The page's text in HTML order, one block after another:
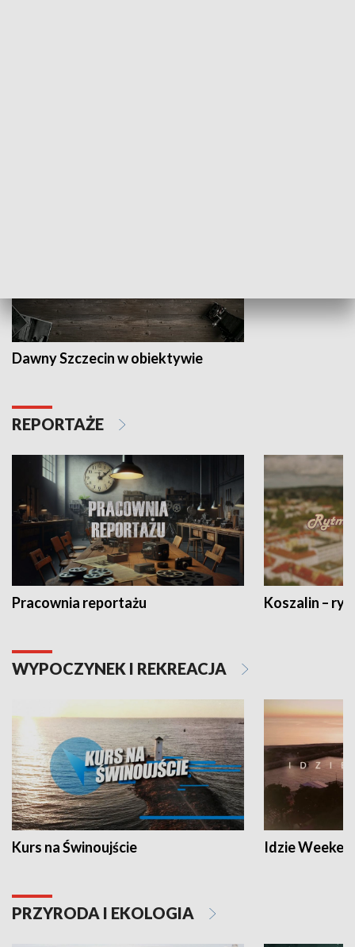
Dawny Szczecin w obiektywie
REPORTAŻE
Pracownia reportażu Koszalin –
WYPOCZYNEK I REKREACJA
Kurs na Świnoujście Idzie
PRZYRODA I EKOLOGIA